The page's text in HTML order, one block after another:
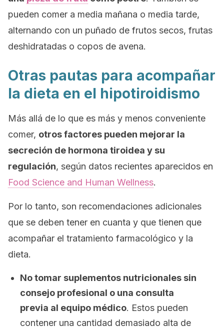
pueden comer a media mañana o media tarde,
alternando con un puñado de frutos secos, frutas
deshidratadas o copos de avena.
Otras pautas para acompañar
la dieta en el hipotiroidismo
Más allá de lo que es más y menos conveniente
comer, otros factores pueden mejorar la
secreción de hormona tiroidea y su
regulación, según datos recientes aparecidos en
Food Science and Human Wellness.
Por lo tanto, son recomendaciones adicionales
que se deben tener en cuanta y que tienen que
acompañar el tratamiento farmacológico y la
dieta.
No tomar suplementos nutricionales sin
consejo profesional o una consulta
previa al equipo médico. Estos pueden
contener una cantidad demasiado alta de